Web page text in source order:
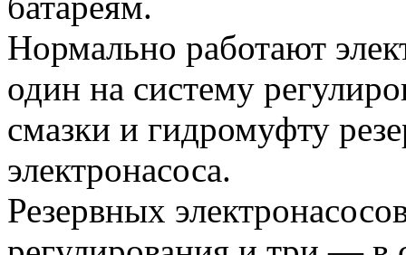
Нормально работают
один на систему
смазки и гидромуфту
электронасоса.
Резервных